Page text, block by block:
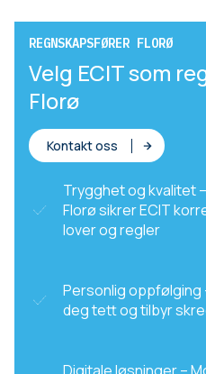
REGNSKAPSFØRER FLORØ
Velg ECIT som
Florø
Kontakt oss
Trygghet og kvalitet
Florø sikrer ECIT
lover og regler
Personlig oppfølging
deg tett og tilbyr
Digitale løsninger –